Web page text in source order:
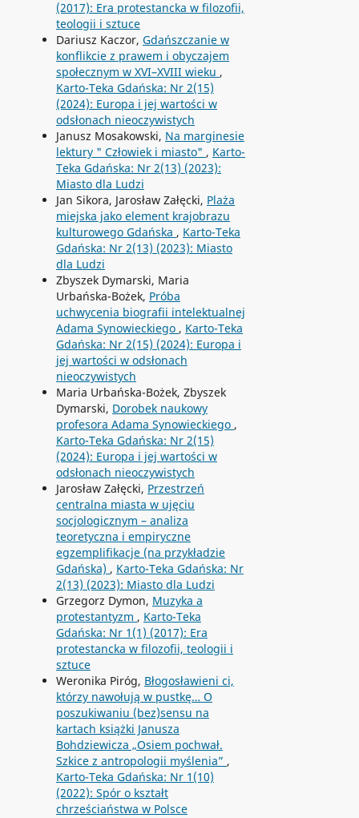
(2017): Era protestancka w filozofii,
teologii i sztuce
Dariusz Kaczor, Gdańszczanie w
konflikcie z prawem i obyczajem
społecznym w XVI–XVIII wieku ,
Karto-Teka Gdańska: Nr 2(15)
(2024): Europa i jej wartości w
odsłonach nieoczywistych
Janusz Mosakowski, Na marginesie
lektury " Człowiek i miasto" , Karto-
Teka Gdańska: Nr 2(13) (2023):
Miasto dla Ludzi
Jan Sikora, Jarosław Załęcki, Plaża
miejska jako element krajobrazu
kulturowego Gdańska , Karto-Teka
Gdańska: Nr 2(13) (2023): Miasto
dla Ludzi
Zbyszek Dymarski, Maria
Urbańska-Bożek, Próba
uchwycenia biografii intelektualnej
Adama Synowieckiego , Karto-Teka
Gdańska: Nr 2(15) (2024): Europa i
jej wartości w odsłonach
nieoczywistych
Maria Urbańska-Bożek, Zbyszek
Dymarski, Dorobek naukowy
profesora Adama Synowieckiego ,
Karto-Teka Gdańska: Nr 2(15)
(2024): Europa i jej wartości w
odsłonach nieoczywistych
Jarosław Załęcki, Przestrzeń
centralna miasta w ujęciu
socjologicznym – analiza
teoretyczna i empiryczne
egzemplifikacje (na przykładzie
Gdańska) , Karto-Teka Gdańska: Nr
2(13) (2023): Miasto dla Ludzi
Grzegorz Dymon, Muzyka a
protestantyzm , Karto-Teka
Gdańska: Nr 1(1) (2017): Era
protestancka w filozofii, teologii i
sztuce
Weronika Piróg, Błogosławieni ci,
którzy nawołują w pustkę… O
poszukiwaniu (bez)sensu na
kartach książki Janusza
Bohdziewicza „Osiem pochwał.
Szkice z antropologii myślenia” ,
Karto-Teka Gdańska: Nr 1(10)
(2022): Spór o kształt
chrześciaństwa w Polsce